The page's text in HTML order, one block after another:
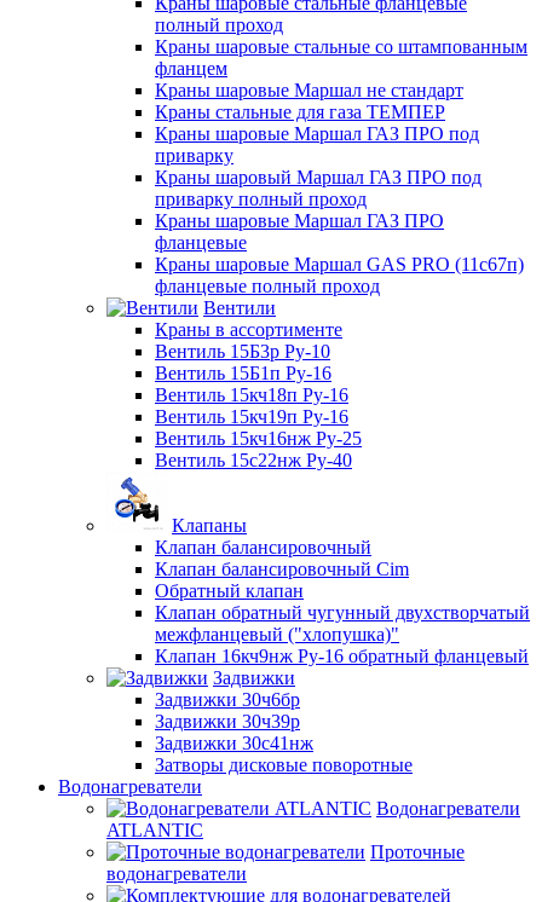
полный проход
Краны шаровые стальные со штампованным
фланцем
Краны шаровые Маршал не стандарт
Краны стальные для газа ТЕМПЕР
Краны шаровые Маршал ГАЗ ПРО под
приварку
Краны шаровый Маршал ГАЗ ПРО под
приварку полный проход
Краны шаровые Маршал ГАЗ ПРО
фланцевые
Краны шаровые Маршал GAS PRO (11с67п)
фланцевые полный проход
Вентили
Краны в ассортименте
Вентиль 15Б3р Ру-10
Вентиль 15Б1п Ру-16
Вентиль 15кч18п Ру-16
Вентиль 15кч19п Ру-16
Вентиль 15кч16нж Ру-25
Вентиль 15с22нж Ру-40
Клапаны
Клапан балансировочный
Клапан балансировочный Cim
Обратный клапан
Клапан обратный чугунный двухстворчатый
межфланцевый ("хлопушка)"
Клапан 16кч9нж Ру-16 обратный фланцевый
Задвижки
Задвижки 30ч6бр
Задвижки 30ч39р
Задвижки 30с41нж
Затворы дисковые поворотные
Водонагреватели
Водонагреватели
ATLANTIC
Проточные
водонагреватели